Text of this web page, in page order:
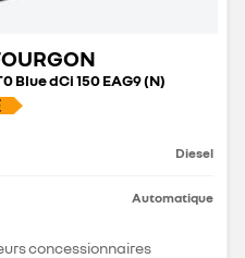
Blue dCi 150 EAG9 (N)
Diesel
Automatique
concessionnaires